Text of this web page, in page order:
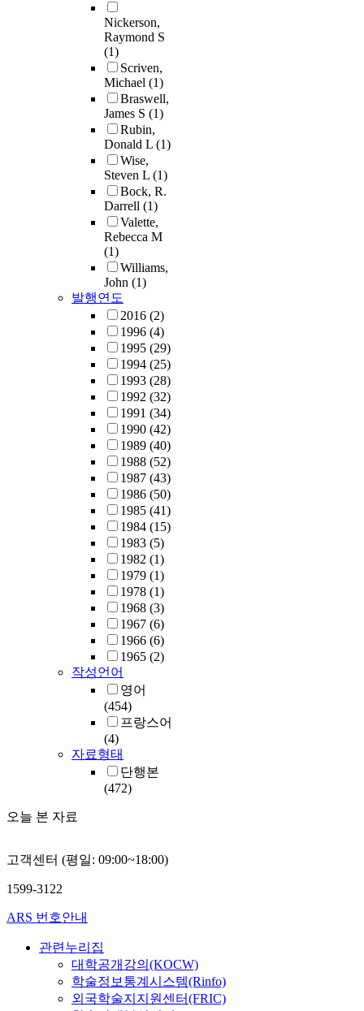
Nickerson,
Raymond S
(1)
Scriven,
Michael (1)
Braswell,
James S (1)
Rubin,
Donald L (1)
Wise,
Steven L (1)
Bock, R.
Darrell (1)
Valette,
Rebecca M
(1)
Williams,
John (1)
발행연도
2016 (2)
1996 (4)
1995 (29)
1994 (25)
1993 (28)
1992 (32)
1991 (34)
1990 (42)
1989 (40)
1988 (52)
1987 (43)
1986 (50)
1985 (41)
1984 (15)
1983 (5)
1982 (1)
1979 (1)
1978 (1)
1968 (3)
1967 (6)
1966 (6)
1965 (2)
작성언어
영어
(454)
프랑스어
(4)
자료형태
단행본
(472)
오늘 본 자료
고객센터 (평일: 09:00~18:00)
1599-3122
ARS 번호안내
관련누리집
대학공개강의(KOCW)
학술정보통계시스템(Rinfo)
외국학술지지원센터(FRIC)